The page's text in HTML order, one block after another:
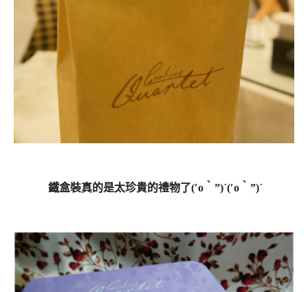
鐵盒裝真的是太珍貴的禮物了(′o‵”)ˊ(′o‵”)ˊ